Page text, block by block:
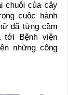
chuôi của cây
cuộc hành
đã từng cầm
tới Bệnh viện
những công